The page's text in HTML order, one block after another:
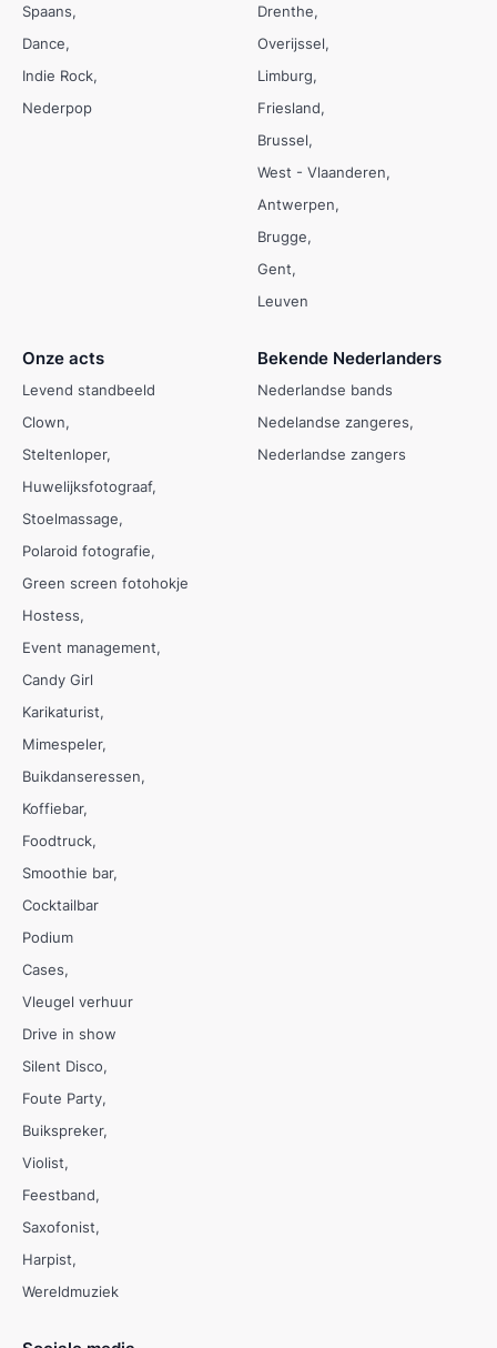
Spaans
Dance
Indie Rock
Nederpop
Drenthe
Overijssel
Limburg
Friesland
Brussel
West - Vlaanderen
Antwerpen
Brugge
Gent
Leuven
Onze acts
Levend standbeeld
Clown
Steltenloper
Huwelijksfotograaf
Stoelmassage
Polaroid fotografie
Green screen fotohokje
Hostess
Event management
Candy Girl
Karikaturist
Mimespeler
Buikdanseressen
Koffiebar
Foodtruck
Smoothie bar
Cocktailbar
Podium
Cases
Vleugel verhuur
Drive in show
Silent Disco
Foute Party
Buikspreker
Violist
Feestband
Saxofonist
Harpist
Wereldmuziek
Bekende Nederlanders
Nederlandse bands
Nedelandse zangeres
Nederlandse zangers